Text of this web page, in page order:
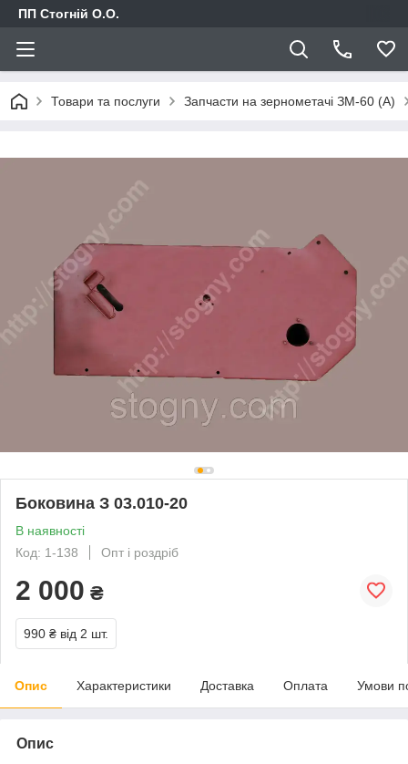
ПП Стогній О.О.
Товари та послуги Запчасти на зернометачі ЗМ-60 (А)
Боковина З 03.010-20
В наявності
Код: 1-138
Опт і роздріб
2 000 ₴
990 ₴ від 2 шт.
Опис Характеристики Доставка Оплата Умови
Опис